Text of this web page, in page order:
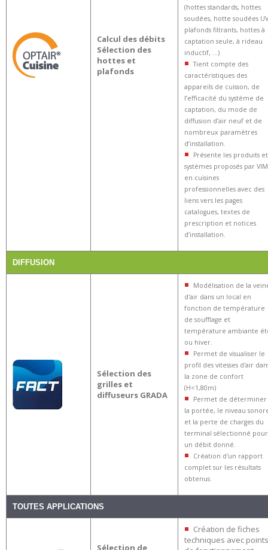
Calcul des débits
Sélection des
hottes et
plafonds
(hottes standards, hottes
soudées, hotte soudées
plafonds filtrants, hottes à
captation seule, à rideau
inductif, …)
Tient compte des
caractéristiques des
appareils de cuisson, de
l’efficacité du système de
captation, du mode de
diffusion d’air neuf et de
nombreux paramètres
d’installation.
Présente les produits et
systèmes proposés par VIM
en cuisines
professionnelles avec des
liens vers les pages
catalogues, textes de
prescription et notices
d’installation.
DIFFUSION
Sélection des
grilles et
diffuseurs GRADA
Modélisation de la
d'air dans un local en
fonction de température
de soufflage et
température ambiante
ou hiver.
Permet de visualiser le
profil des vitesses d'air
la zone de confort
(H<1,80m)
Permet de déterminer
la portée, le niveau
et la perte de charges du
terminal sélectionné pour
un débit donné.
Création d'un rapport
complet sur les résultats
obtenus.
TOUTES APPLICATIONS
Sélection de
Création de fiches
techniques avec points